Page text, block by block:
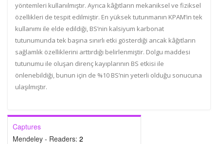
yöntemleri kullanılmıştır. Ayrıca kâğıtların mekaniksel ve fiziksel
özellikleri de tespit edilmiştir. En yüksek tutunmanın KPAM’in tek
kullanımı ile elde edildiği, BS’nin kalsiyum karbonat
tutunumunda tek başına sınırlı etki gösterdiği ancak kâğıtların
sağlamlık özelliklerini arttırdığı belirlenmiştir. Dolgu maddesi
tutunumu ile oluşan direnç kayıplarının BS etkisi ile
önlenebildiği, bunun için de %10 BS’nin yeterli olduğu sonucuna
ulaşılmıştır.
Captures
Mendeley - Readers: 2